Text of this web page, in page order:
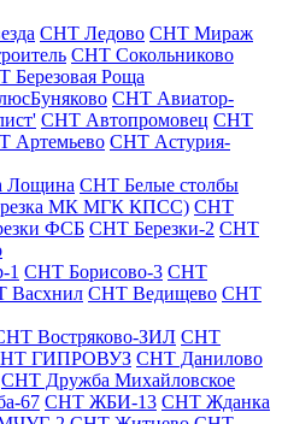
СНТ Ледово СНТ Мираж
СНТ Сокольниково
Березовая Роща
СНТ Авиатор-
СНТ Автопромовец СНТ
Артемьево СНТ Астурия-
Лощина СНТ Белые столбы
МК МГК КПСС) СНТ
ФСБ СНТ Березки-2 СНТ
1 СНТ Борисово-3 СНТ
Васхнил СНТ Ведищево СНТ
Востряково-ЗИЛ СНТ
ГИПРОВУЗ СНТ Данилово
СНТ Дружба Михайловское
67 СНТ ЖБИ-13 СНТ Жданка